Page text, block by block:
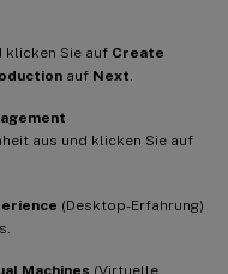
klicken Sie auf Create
auf Next
aus und klicken Sie auf
(Desktop-Erfahrung)
Machines (Virtuelle